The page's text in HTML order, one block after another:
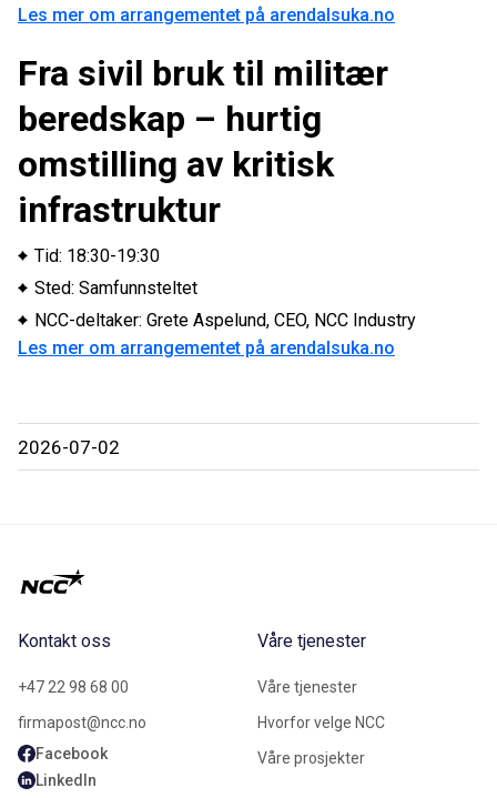
Les mer om arrangementet på arendalsuka.no
Fra sivil bruk til militær
beredskap – hurtig
omstilling av kritisk
infrastruktur
Tid: 18:30-19:30
Sted: Samfunnsteltet
NCC-deltaker: Grete Aspelund, CEO, NCC Industry
Les mer om arrangementet på arendalsuka.no
2026-07-02
Kontakt oss
+47 22 98 68 00
firmapost@ncc.no
Facebook
LinkedIn
Våre tjenester
Våre tjenester
Hvorfor velge NCC
Våre prosjekter